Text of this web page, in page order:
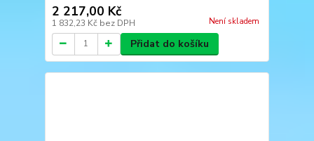
2 217,00 Kč
1 832,23 Kč bez DPH Není skladem
Přidat do košíku